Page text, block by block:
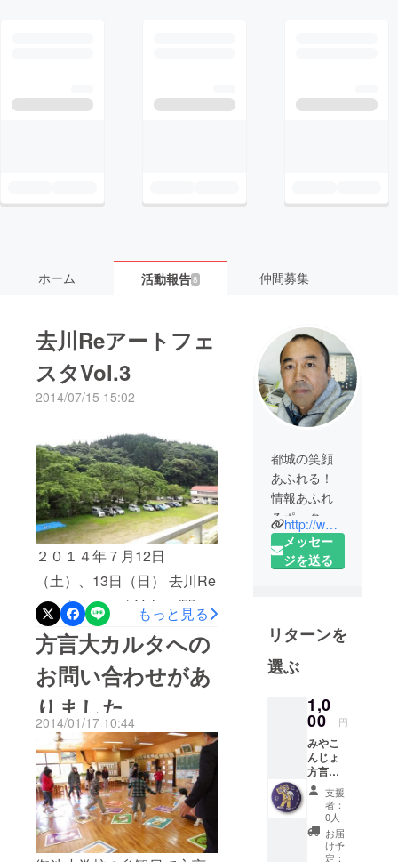
ホーム 活動報告8 仲間募集
去川Reアートフェ
スタVol.3
2014/07/15 15:02
２０１４年７月12日
（土）、13日（日） 去川Re
アートフェスタVol.3が開催
されました。廃校を活用し
てＲe(再生）アートで地域
を盛り上げるイベン­トで
す。 子どもたちの取り合い
に2枚のカルタが粉砕されま
した。
もっと見る
方言大カルタへの
お問い合わせがあ
りました。
2014/01/17 10:44
都城の笑顔
あふれる！
情報あふれ
るポータル
サイト！を
企画運営し
す。
http://www.bonj.jp
メッセー
ジを送る
リターンを
選ぶ
1,0
00 円
みやこ
んじょ
方言
バッジ
（直径
5.3cm
）1個
※絵柄は
選択で
支援
者：
0人
お届
け予
定：